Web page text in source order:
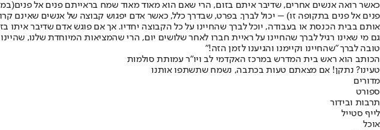
כאשר רואה אנשים אחרים, שדיבר איתם בזום, הרי שאם הוא מאוד מאוד שמח בראייתם פנים אל
פנים אל פנים בתקופה זו) – יכול לברך. בפרט, שבדרך כלל, כאשר אדם יפגוש קבוצה של אנשים שאינם
אותם בבית הכנסת או בעבודה, יוכל לברך שהחיינו על כל הקבוצה יחדיו. אך אם פוגש אדם שדיבר איתו
גם מי שאינו רגיל לברך שהחיינו על ראיית חברו לאחר שלושים יום, הרי שהמציאות המיוחדת שלנו,
טובה לברך "שהחיינו וקיימנו והגיענו לזמן הזה!"
הכותב הוא ראש בית המדרש במרכז האקדמי לב ויו"ר עמותת סולמות
טעינו? נתקן! אם מצאתם טעות בכתבה, נשמח שתשתפו אותנו
מדורים
ספורט
תרבות ובידור
לייף סטייל
אוכל